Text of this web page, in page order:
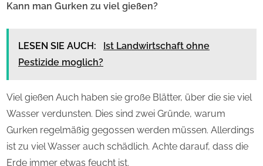
Kann man Gurken zu viel gießen?
LESEN SIE AUCH:
Ist Landwirtschaft ohne
Pestizide moglich?
Viel gießen Auch haben sie große Blätter, über die sie viel
Wasser verdunsten. Dies sind zwei Gründe, warum
Gurken regelmäßig gegossen werden müssen. Allerdings
ist zu viel Wasser auch schädlich. Achte darauf, dass die
Erde immer etwas feucht ist.